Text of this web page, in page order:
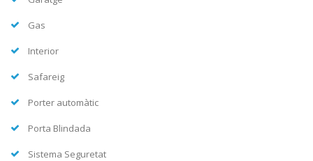
Gas
Interior
Safareig
Porter automàtic
Porta Blindada
Sistema Seguretat